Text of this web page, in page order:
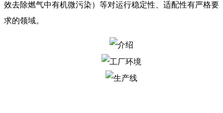
效去除燃气中有机微污染）等对运行稳定性、适配性有严格要
求的领域。